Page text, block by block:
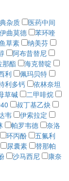
杂质
医药中间
伊曲莫德
苯环喹
草素
纳美芬
阿布昔替尼
那酯
海克替啶
利
佩玛贝特
利多钙
依林奈坦
草碱
二甲啡烷
叔丁基乙炔
韦
伊索拉定
帕罗韦德
奈洛
环丙酚
五氟利
尿囊素
替那帕
沙马西尼
康奈